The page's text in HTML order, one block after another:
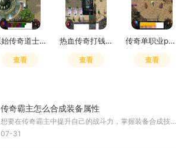
原始传奇道士学4级狗还是符
查看
热血传奇打钱攻略最新
查看
传奇单职业pk技巧
查看
传奇霸主怎么合成装备属性
想要在传奇霸主中提升自己的战斗力，掌握装备合成技巧是必不可少的一环。在合成装备前，我们需要先收集各种合成材料，这些材料可以通过完成任务、挑战BOSS、参与游戏活动等多种
07-31